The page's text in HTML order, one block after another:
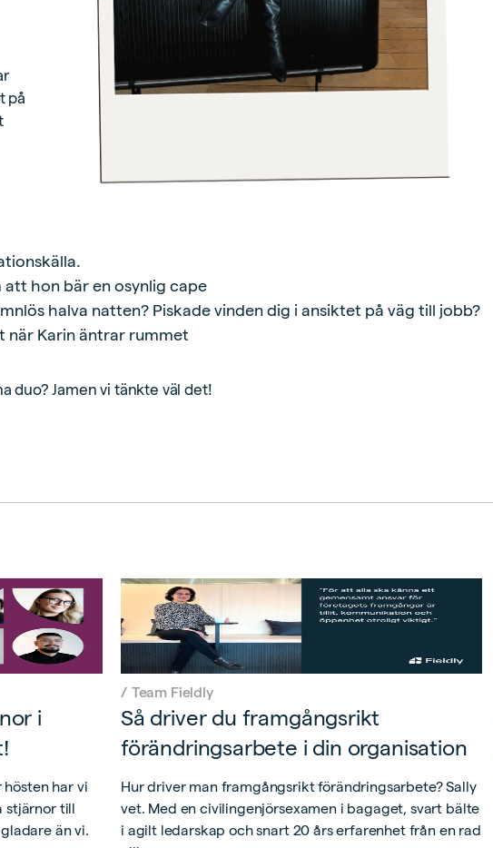
på
att hon bär en osynlig cape
halva natten? Piskade vinden dig i ansiktet på väg till jobb?
när Karin äntrar rummet
duo? Jamen vi tänkte väl det!
i
hösten har vi
stjärnor till
än vi.
/ Team Fieldly
Så driver du framgångsrikt
förändringsarbete i din organisation
Hur driver man framgångsrikt förändringsarbete? Sally
vet. Med en civilingenjörsexamen i bagaget, svart bälte
i agilt ledarskap och snart 20 års erfarenhet från en rad